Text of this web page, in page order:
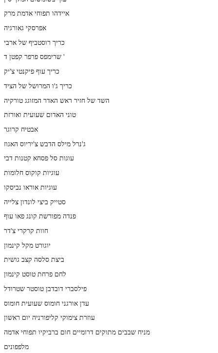
איידהו תפוחי אדמת מרק
אפרסקי גאורגיה
כריך רוסטביף של ארבי
שרימפס פרפר קפטן ד '
כריך עוף פיקנטי צ'יק
כריך ג'ו המרושל של הציד
השד של חזיר ראש האדר המזוגג טורקיה
טוני האדום שעועית ואורזת
אבטיח קרוגר
ג'נרל מילס הדבש צ'יריוס האגוז
עוגות סל פסחא קטנות דבי
עוגיות קוקוס חלומות
עוגיות אוראו נביסקו
סטייק ביצי לונדון צלייה
פנדה מפורשת קונג פאו עוף
חוות קרקרי צ'דר
יוגורט מקל קינמון
ביצת סלסה קצב גושית
לחם פרחת טוסט קינמון
פילסברי דובדבן טוסטר שטרודל
עדן אורגני חומוס שעועית חומוס
עוזרת צימוקי קליפורניה יום ראשון
מניח שבבים מתוקים דרומיים חום ברביקיו תפוחי אדמה
מלפפונים